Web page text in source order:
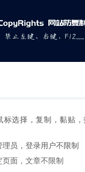
标选择，复制，黏贴
理员，登录用户不限制
页面，文章不限制